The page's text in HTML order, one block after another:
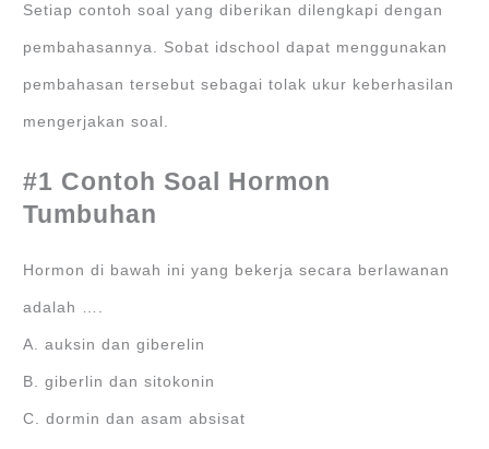
Setiap contoh soal yang diberikan dilengkapi dengan
pembahasannya. Sobat idschool dapat menggunakan
pembahasan tersebut sebagai tolak ukur keberhasilan
mengerjakan soal.
#1 Contoh Soal Hormon
Tumbuhan
Hormon di bawah ini yang bekerja secara berlawanan
adalah ….
A. auksin dan giberelin
B. giberlin dan sitokonin
C. dormin dan asam absisat